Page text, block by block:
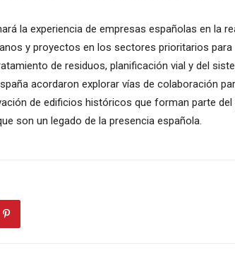
la experiencia de empresas españolas en la
y proyectos en los sectores prioritarios
de residuos, planificación vial y del
acordaron explorar vías de colaboración
de edificios históricos que forman parte
son un legado de la presencia española.